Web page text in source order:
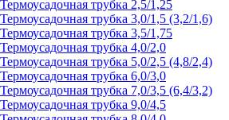
Термоусадочная трубка 2,5/1,25
Термоусадочная трубка 3,0/1,5 (3,2/1,6)
Термоусадочная трубка 3,5/1,75
Термоусадочная трубка 4,0/2,0
Термоусадочная трубка 5,0/2,5 (4,8/2,4)
Термоусадочная трубка 6,0/3,0
Термоусадочная трубка 7,0/3,5 (6,4/3,2)
Термоусадочная трубка 9,0/4,5